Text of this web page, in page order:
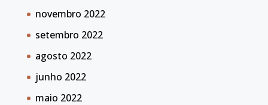
novembro 2022
setembro 2022
agosto 2022
junho 2022
maio 2022